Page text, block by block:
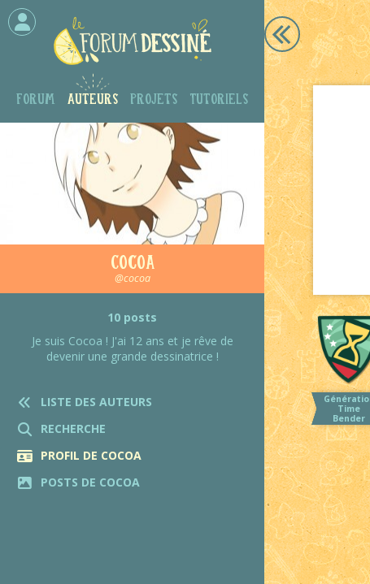
Forum Auteurs Projets Tutoriels
Cocoa
@cocoa
10 posts
Je suis Cocoa ! J'ai 12 ans et je rêve de
devenir une grande dessinatrice !
LISTE DES AUTEURS
RECHERCHE
PROFIL DE COCOA
POSTS DE COCOA
Time
Bender